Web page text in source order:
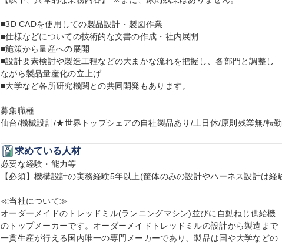
■3D CADを使用しての製品設計・製図作業
■仕様などについての技術的な文書の作成・社内展開
■施策から量産への展開
■設計要素検討や製造工程などの大まかな流れを把握し、各部門と調整し
ながら製品量産化の立上げ
■大学など各所研究機関との共同開発もあります。
募集職種
仙台/機械設計/★世界トップシェアの自社製品あり/土日休/原則残業無/転
求めている人材
必要な経験・能力等
【必須】機構設計の実務経験5年以上(筐体のみの設計やハーネス設計は経
≪当社について≫
オーダーメイドのトレッドミル(ランニングマシン)並びに自動ねじ供給機
のトップメーカーです。オーダーメイドトレッドミルの設計から製造まで
一貫生産が行える国内唯一の専門メーカーであり、製品は国や大学などの